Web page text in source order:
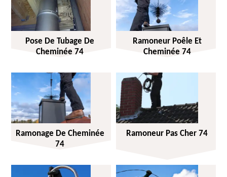
Pose De Tubage De
Cheminée 74
Ramoneur Poêle Et
Cheminée 74
Ramonage De Cheminée
74
Ramoneur Pas Cher 74